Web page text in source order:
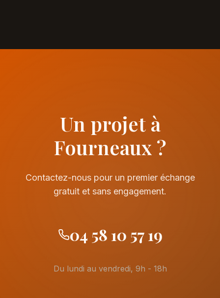
Un projet à
Fourneaux ?
Contactez-nous pour un premier échange
gratuit et sans engagement.
04 58 10 57 19
Du lundi au vendredi, 9h - 18h